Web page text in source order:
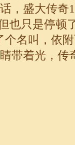
，盛大传奇
也只是停顿
个名叫，依
带着光，传